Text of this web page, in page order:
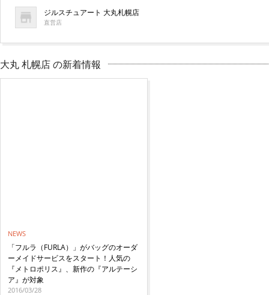
ジルスチュアート 大丸札幌店
直営店
大丸 札幌店 の新着情報
NEWS
「フルラ（FURLA）」がバッグのオーダ
ーメイドサービスをスタート！人気の
『メトロポリス』、新作の『アルテーシ
ア』が対象
2016/03/28